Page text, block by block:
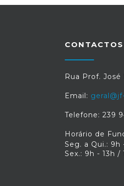
CONTACTOS
Rua Prof. José
Email:
Telefone: 239
Horário de
Seg. a Qui.: 9h
Sex.: 9h - 13h /